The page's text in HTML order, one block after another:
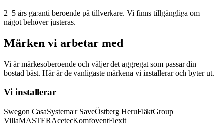
2–5 års garanti beroende på tillverkare. Vi finns tillgängliga om
något behöver justeras.
Märken vi arbetar med
Vi är märkesoberoende och väljer det aggregat som passar din
bostad bäst. Här är de vanligaste märkena vi installerar och byter ut.
Vi installerar
Swegon CasaSystemair SaveÖstberg HeruFläktGroup
VillaMASTERAcetecKomfoventFlexit